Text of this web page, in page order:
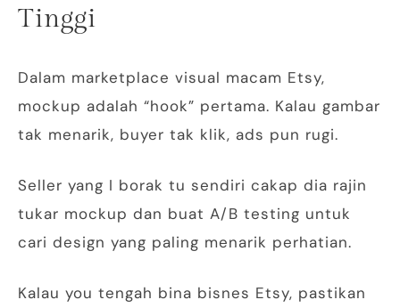
Tinggi
Dalam marketplace visual macam Etsy,
mockup adalah “hook” pertama. Kalau gambar
tak menarik, buyer tak klik, ads pun rugi.
Seller yang I borak tu sendiri cakap dia rajin
tukar mockup dan buat A/B testing untuk
cari design yang paling menarik perhatian.
Kalau you tengah bina bisnes Etsy, pastikan